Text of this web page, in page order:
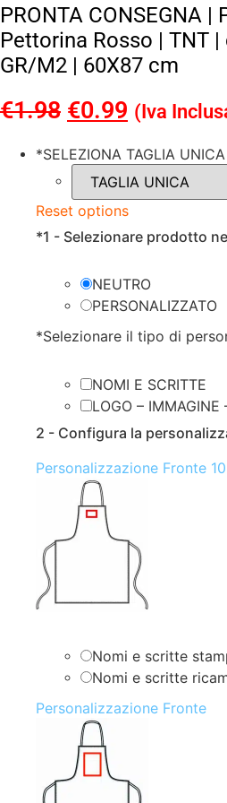
PRONTA CONSEGNA |
Pettorina Rosso | TNT
GR/M2 | 60X87 cm
€1.98 Il
originale
era:
€1.98.
€0.99 Il
attuale
è:
€0.99.
(Iva
*SELEZIONA TAGLIA UNICA
Reset options
*1 - Selezionare prodotto
NEUTRO
PERSONALIZZATO
*Selezionare il tipo di
NOMI E SCRITTE
LOGO – IMMAGINE
2 - Configura la
Personalizzazione Fronte
Nomi e scritte
Nomi e scritte
Personalizzazione Fronte